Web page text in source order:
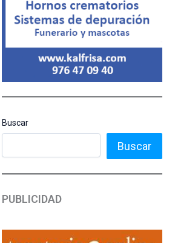
Buscar
Buscar
PUBLICIDAD